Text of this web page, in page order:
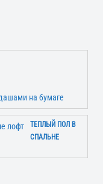
ТЕПЛЫЙ ПОЛ В
СПАЛЬНЕ